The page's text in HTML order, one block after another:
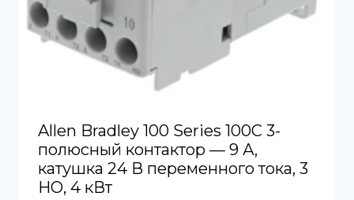
Allen Bradley 100 Series 100C 3-
полюсный контактор — 9 А,
катушка 24 В переменного тока, 3
НО, 4 кВт